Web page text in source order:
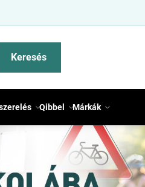
Keresés
Qibbel Márkák